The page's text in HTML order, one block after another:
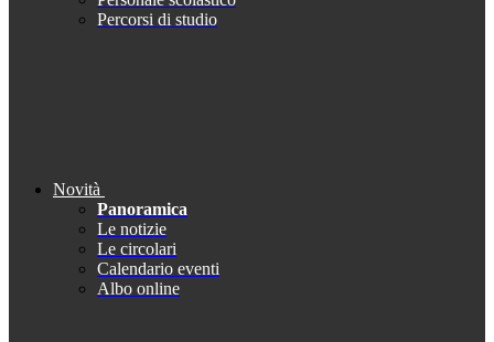
Percorsi di studio
Novità
Panoramica
Le notizie
Le circolari
Calendario eventi
Albo online